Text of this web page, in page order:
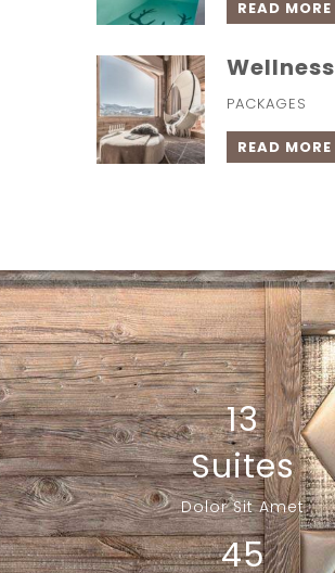
READ MORE
Wellness
PACKAGES
READ MORE
13
Suites
Dolor Sit Amet
45